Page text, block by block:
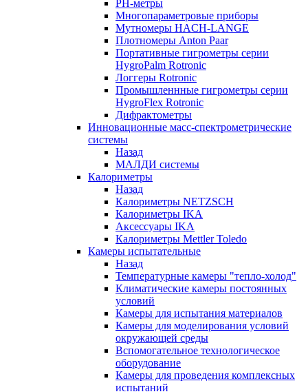
РH-метры
Многопараметровые приборы
Мутномеры HACH-LANGE
Плотномеры Anton Paar
Портативные гигрометры серии
HygroPalm Rotronic
Логгеры Rotronic
Промышленнные гигрометры серии
HygroFlex Rotronic
Дифрактометры
Инновационные масс-спектрометрические
системы
Назад
МАЛДИ системы
Калориметры
Назад
Калориметры NETZSCH
Калориметры IKA
Аксессуары IKA
Калориметры Mettler Toledo
Камеры испытательные
Назад
Температурные камеры "тепло-холод"
Климатические камеры постоянных
условий
Камеры для испытания материалов
Камеры для моделирования условий
окружающей среды
Вспомогательное технологическое
оборудование
Камеры для проведения комплексных
испытаний